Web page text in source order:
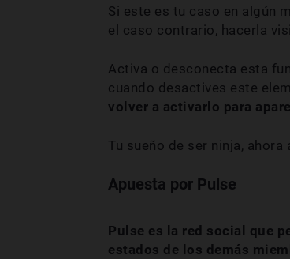
Si este es tu caso en algún
el caso contrario, hacerla
Activa o desconecta esta
cuando desactives este
volver a activarlo para
Tu sueño de ser ninja, ahora
Apuesta por Pulse
Pulse es la red social que
estados de los demás